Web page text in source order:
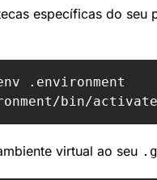
específicas do
virtual ao seu